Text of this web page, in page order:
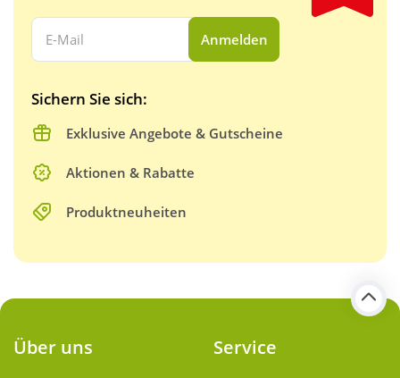
Ihre E-Mail Adresse:
Anmelden
Sichern Sie sich:
Exklusive Angebote & Gutscheine
Aktionen & Rabatte
Produktneuheiten
Über uns Service